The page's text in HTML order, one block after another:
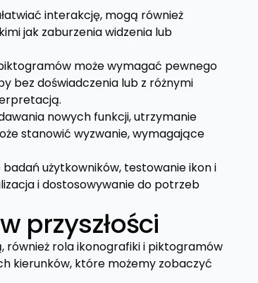
interakcję, mogą również
jak zaburzenia widzenia lub
może wymagać pewnego
bez doświadczenia lub z różnymi
nowych funkcji, utrzymanie
stanowić wyzwanie, wymagające
użytkowników, testowanie ikon i
i dostosowywanie do potrzeb
przyszłości
również rola ikonografiki i piktogramów
kierunków, które możemy zobaczyć